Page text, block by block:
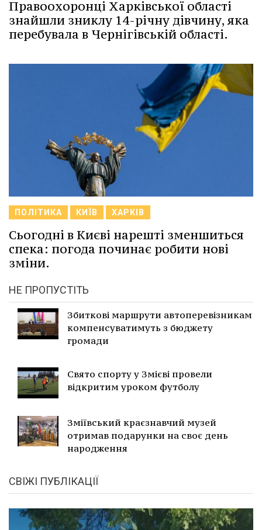
Правоохоронці Харківської області
знайшли зниклу 14-річну дівчину, яка
перебувала в Чернігівській області.
ПОЛІТИКА КИЇВ ХАРКІВ
Сьогодні в Києві нарешті зменшиться
спека: погода починає робити нові
зміни.
НЕ ПРОПУСТІТЬ
Збиткові маршрути автоперевізникам
компенсуватимуть з бюджету
громади
Свято спорту у Змієві провели
відкритим уроком футболу
Зміївський краєзнавчий музей
отримав подарунки на своє день
народження
СВІЖІ ПУБЛІКАЦІЇ